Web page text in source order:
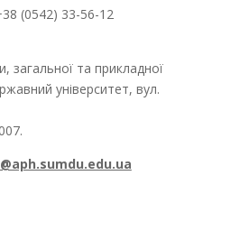
(0542) 33-56-12
загальної та прикладної
університет, вул.